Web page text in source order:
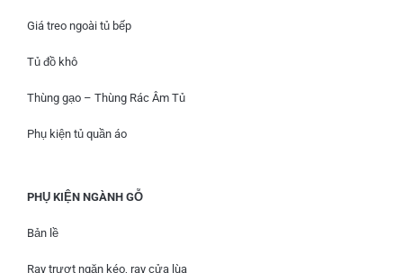
Giá treo ngoài tủ bếp
Tủ đồ khô
Thùng gạo – Thùng Rác Âm Tủ
Phụ kiện tủ quần áo
PHỤ KIỆN NGÀNH GỖ
Bản lề
Ray trượt ngăn kéo, ray cửa lùa